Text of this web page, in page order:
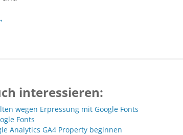
interessieren:
wegen Erpressung mit Google Fonts
Fonts
Analytics GA4 Property beginnen